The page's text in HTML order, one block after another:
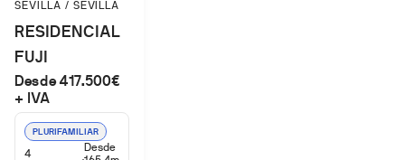
SEVILLA / SEVILLA
RESIDENCIAL
FUJI
Desde 417.500€
+ IVA
PLURIFAMILIAR
4
Desde